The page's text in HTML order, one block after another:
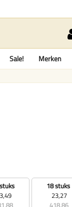
Sale! Merken
18 stuks
23,27
418,86